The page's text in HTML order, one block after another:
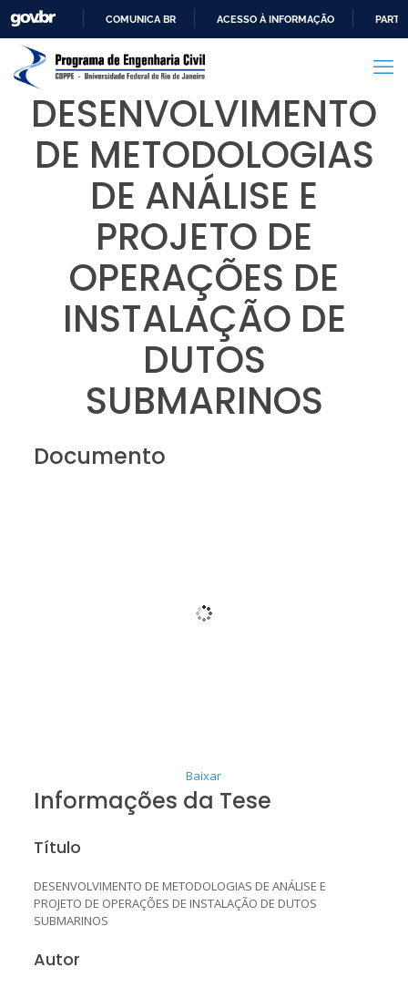
PARA
CONTEÚDO
COMUNICA BR ACESSO À INFORMAÇÃO
DESENVOLVIMENTO
DE METODOLOGIAS
DE ANÁLISE E
PROJETO DE
OPERAÇÕES DE
INSTALAÇÃO DE
DUTOS
SUBMARINOS
Documento
Baixar
Informações da Tese
Título
DESENVOLVIMENTO DE METODOLOGIAS DE ANÁLISE E
PROJETO DE OPERAÇÕES DE INSTALAÇÃO DE DUTOS
SUBMARINOS
Autor